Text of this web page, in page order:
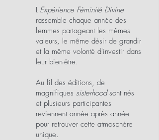
L'Expérience Féminité Divine
rassemble chaque année des
femmes partageant les mêmes
valeurs, le même désir de grandir
et la même volonté d'investir dans
leur bien-être.
Au fil des éditions, de
magnifiques sisterhoodsont nés
et plusieurs participantes
reviennent année après année
pour retrouver cette atmosphère
unique.